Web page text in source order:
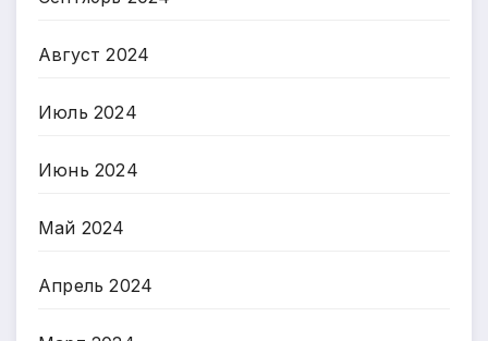
Август 2024
Июль 2024
Июнь 2024
Май 2024
Апрель 2024